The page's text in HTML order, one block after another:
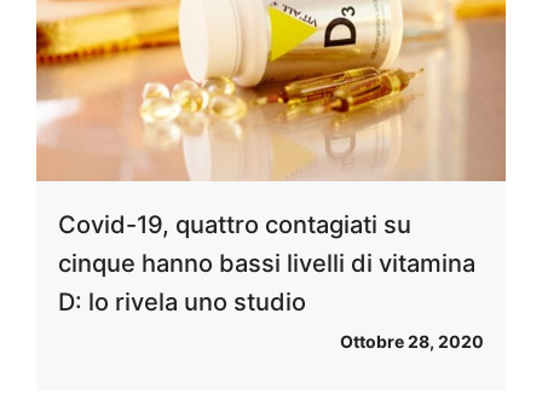
Covid-19, quattro contagiati su
cinque hanno bassi livelli di vitamina
D: lo rivela uno studio
Ottobre 28, 2020